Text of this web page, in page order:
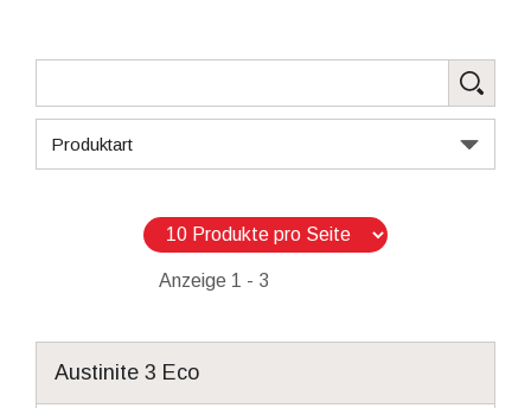
Produktart
Anzeige 1 - 3
Austinite 3 Eco